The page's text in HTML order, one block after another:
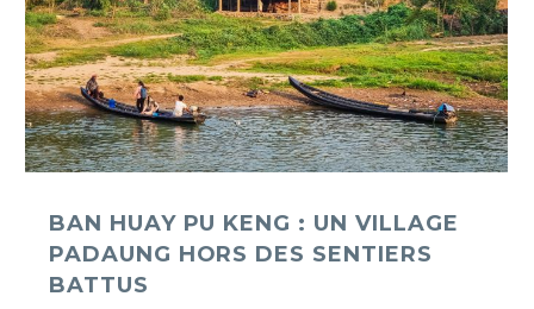
Padaung
hors
des
sentiers
battus
BAN HUAY PU KENG : UN VILLAGE
PADAUNG HORS DES SENTIERS
BATTUS